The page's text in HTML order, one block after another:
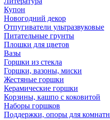
Купон
Новогодний декор
Отпугиватели ультразвуковые
Питательные грунты
Плошки для цветов
Вазы
Горшки из стекла
Горшки, вазоны, миски
Жестяные горшки
Керамические горшки
Корзины, кашпо с коковитой
Наборы горшков
Поддержки, опоры для